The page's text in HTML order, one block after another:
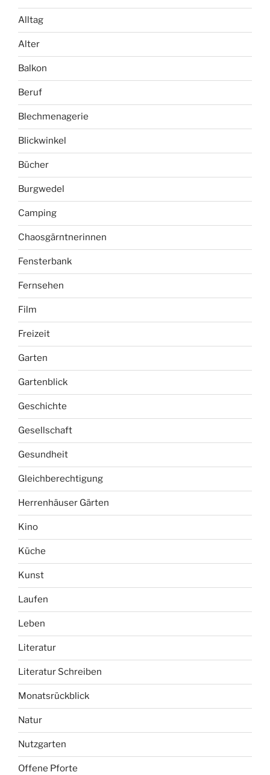
Alltag
Alter
Balkon
Beruf
Blechmenagerie
Blickwinkel
Bücher
Burgwedel
Camping
Chaosgärntnerinnen
Fensterbank
Fernsehen
Film
Freizeit
Garten
Gartenblick
Geschichte
Gesellschaft
Gesundheit
Gleichberechtigung
Herrenhäuser Gärten
Kino
Küche
Kunst
Laufen
Leben
Literatur
Literatur Schreiben
Monatsrückblick
Natur
Nutzgarten
Offene Pforte